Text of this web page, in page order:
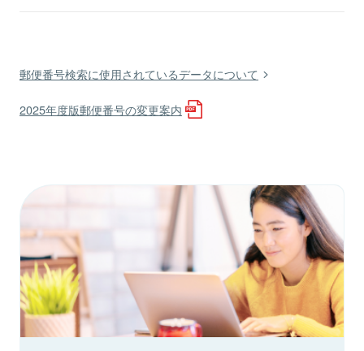
郵便番号検索に使用されているデータについて
2025年度版郵便番号の変更案内